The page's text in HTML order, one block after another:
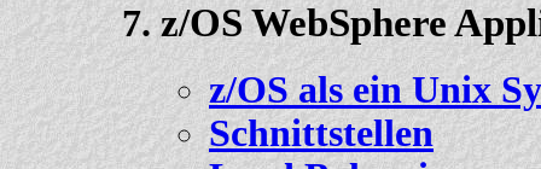
z/OS WebSphere
z/OS als ein Unix
Schnittstellen